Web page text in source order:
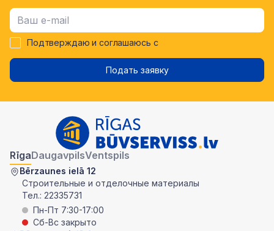
Подтверждаю и соглашаюсь с
Подать заявку
RīgaDaugavpilsVentspils
Bērzaunes ielā 12
Строительные и отделочные материалы
Тел.: 22335731
Пн-Пт 7:30-17:00
Сб-Вс закрыто